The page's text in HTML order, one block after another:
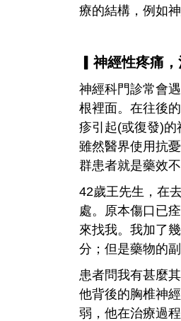
療的結構，例如
▎神經性疼痛
神經科門診常會
根裡面。在往後
疹引起(或復發)的
雖然醫界使用抗
群患者就是藥效
42歲王先生，在
處。原本傷口已
來找我。我加了
分；但是藥物的
患者問我有甚麼
他背後的胸椎神
弱，他在治療過